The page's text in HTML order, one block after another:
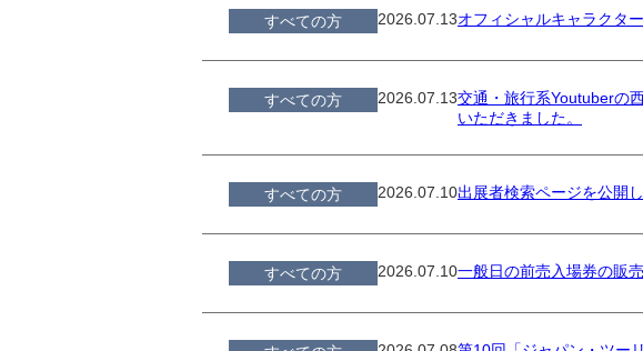
すべての方 2026.07.13オフィシャルキャラクタ
すべての方 2026.07.13交通・旅行系Youtuberの
いただきました。
すべての方 2026.07.10出展者検索ページを公開し
すべての方 2026.07.10一般日の前売入場券の販